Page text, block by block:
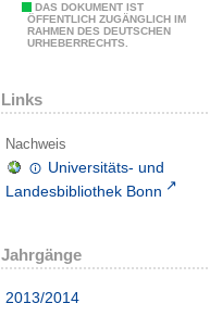
DAS DOKUMENT IST
ÖFFENTLICH ZUGÄNGLICH IM
RAHMEN DES DEUTSCHEN
URHEBERRECHTS.
Links
Nachweis
Universitäts- und
Landesbibliothek Bonn
Jahrgänge
2013/2014